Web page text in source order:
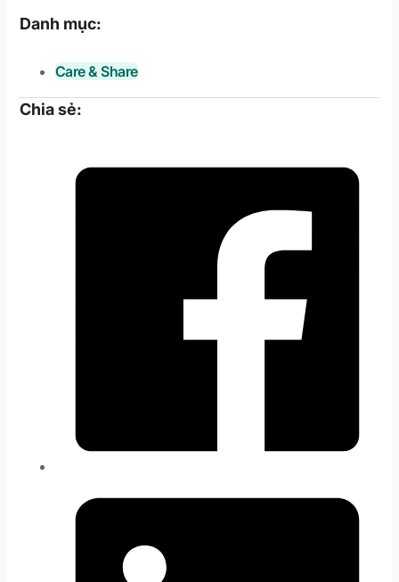
Danh mục:
Care & Share
Chia sẻ: